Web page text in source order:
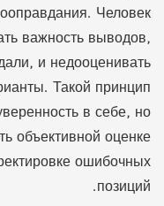
Человек
важность выводов,
и недооценивать
Такой принцип
в себе, но
объективной оценке
ошибочных
позиций.